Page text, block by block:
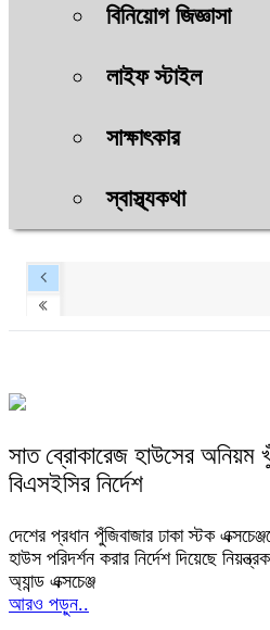
বিনিয়োগ জিজ্ঞাসা
লাইফ স্টাইল
সাক্ষাৎকার
স্বাস্থ্যকথা
সাত ব্রোকারেজ হাউসের
বিএসইসির নির্দেশ
দেশের প্রধান পুঁজিবাজার ঢাকা স্টক
হাউস পরিদর্শন করার নির্দেশ দিয়েছে
অ্যান্ড এক্সচেঞ্জ
আরও পড়ুন..